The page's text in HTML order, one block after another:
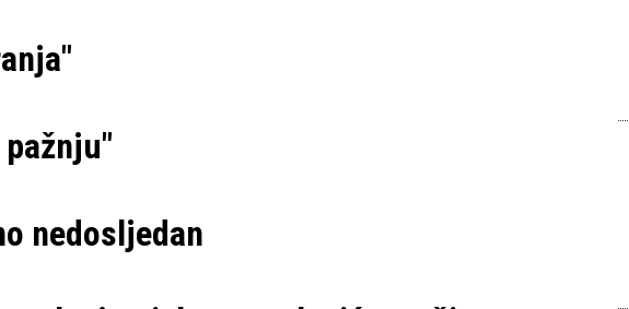
nedosljedan